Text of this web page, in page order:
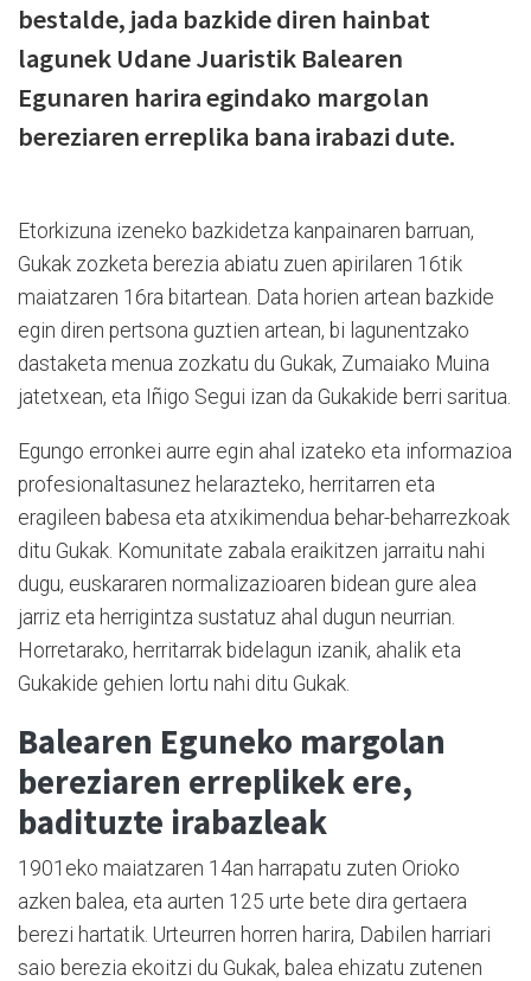
bestalde, jada bazkide diren hainbat
lagunek Udane Juaristik Balearen
Egunaren harira egindako margolan
bereziaren erreplika bana irabazi dute.
Etorkizuna izeneko bazkidetza kanpainaren barruan,
Gukak zozketa berezia abiatu zuen apirilaren 16tik
maiatzaren 16ra bitartean. Data horien artean bazkide
egin diren pertsona guztien artean, bi lagunentzako
dastaketa menua zozkatu du Gukak, Zumaiako Muina
jatetxean, eta Iñigo Segui izan da Gukakide berri saritua.
Egungo erronkei aurre egin ahal izateko eta informazioa
profesionaltasunez helarazteko, herritarren eta
eragileen babesa eta atxikimendua behar-beharrezkoak
ditu Gukak. Komunitate zabala eraikitzen jarraitu nahi
dugu, euskararen normalizazioaren bidean gure alea
jarriz eta herrigintza sustatuz ahal dugun neurrian.
Horretarako, herritarrak bidelagun izanik, ahalik eta
Gukakide gehien lortu nahi ditu Gukak.
Balearen Eguneko margolan
bereziaren erreplikek ere,
badituzte irabazleak
1901eko maiatzaren 14an harrapatu zuten Orioko
azken balea, eta aurten 125 urte bete dira gertaera
berezi hartatik. Urteurren horren harira, Dabilen harriari
saio berezia ekoitzi du Gukak, balea ehizatu zutenen